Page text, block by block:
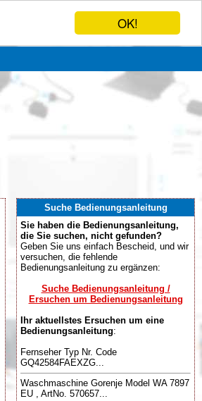
OK!
Suche Bedienungsanleitung
Sie haben die Bedienungsanleitung,
die Sie suchen, nicht gefunden?
Geben Sie uns einfach Bescheid, und wir
versuchen, die fehlende
Bedienungsanleitung zu ergänzen:
Suche Bedienungsanleitung /
Ersuchen um Bedienungsanleitung
Ihr aktuellstes Ersuchen um eine
Bedienungsanleitung:
Fernseher Typ Nr. Code
GQ42584FAEXZG...
Waschmaschine Gorenje Model WA 7897
EU , ArtNo. 570657...